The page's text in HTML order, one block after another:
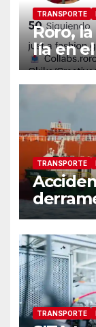
TRANSPORTE
Roro,
lía en
TRANSPORTE
TRANSPORTE